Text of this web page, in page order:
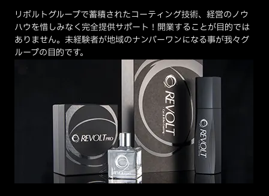
リボルトグループで蓄積されたコーティング技術、経営のノウ
ハウを惜しみなく完全提供サポート！開業することが目的では
ありません。未経験者が地域のナンバーワンになる事が我々グ
ループの目的です。